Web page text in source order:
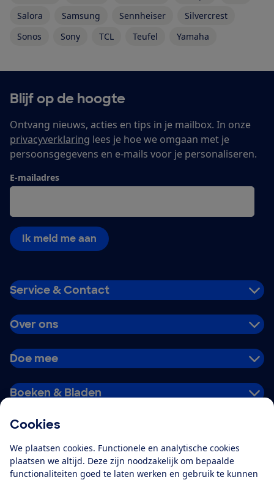
Cookies
We plaatsen cookies. Functionele en analytische cookies
plaatsen we altijd. Deze zijn noodzakelijk om bepaalde
functionaliteiten goed te laten werken en gebruik te kunnen
Salora
Samsung Sennheiser
Silvercrest
Sonos
Sony TCL Teufel Yamaha
Blijf op de hoogte
Ontvang nieuws, acties en tips in je mailbox. In onze
privacyverklaring lees je hoe we omgaan met je
persoonsgegevens en e-mails voor je personaliseren.
E-mailadres
Ik meld me aan
Service & Contact
Over ons
Doe mee
Boeken & Bladen